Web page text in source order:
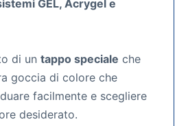
GEL, Acrygel e
di un tappo speciale che
goccia di colore che
facilmente e scegliere
desiderato.